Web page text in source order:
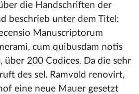
die Handschriften der
beschrieb unter dem Titel:
Manuscriptorum
cum quibusdam notis
über 200 Codices. Da die sehr
des sel. Ramvold renovirt,
eine neue Mauer gesetzt